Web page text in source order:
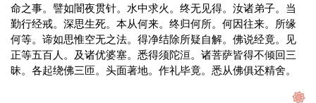
命之事。譬如闇夜贯针。水中求火。终无见得。汝诸弟子。当
勤行经戒。深思生死。本从何来。终归何所。何因往来。所缘
何等。谛如思惟空无之法。得净结除所疑自解。佛说经竟。见
正等五百人。及诸优婆塞。悉得须陀洹。诸菩萨皆得不倾回三
昧。各起绕佛三匝。头面著地。作礼毕竟。悉从佛俱还精舍。